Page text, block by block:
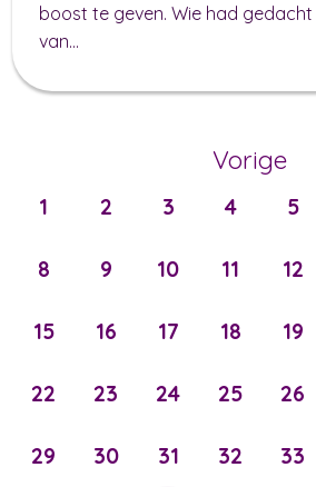
boost te geven. Wie had
van...
Vorige
1 2 3 4 5
8 9 10 11 12
15 16 17 18 19
22 23 24 25 26
29 30 31 32 33